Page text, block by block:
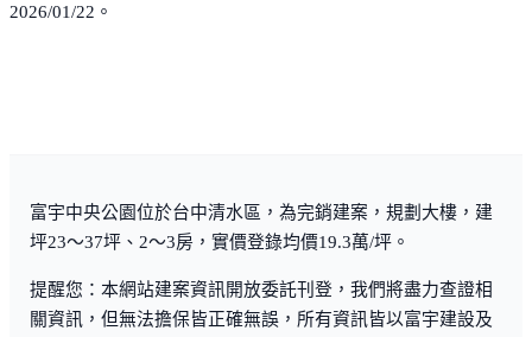
2026/01/22。
富宇中央公園位於台中清水區，為完銷建案，規劃大樓，建
坪23～37坪、2～3房，實價登錄均價19.3萬/坪。
提醒您：本網站建案資訊開放委託刊登，我們將盡力查證相
關資訊，但無法擔保皆正確無誤，所有資訊皆以富宇建設及